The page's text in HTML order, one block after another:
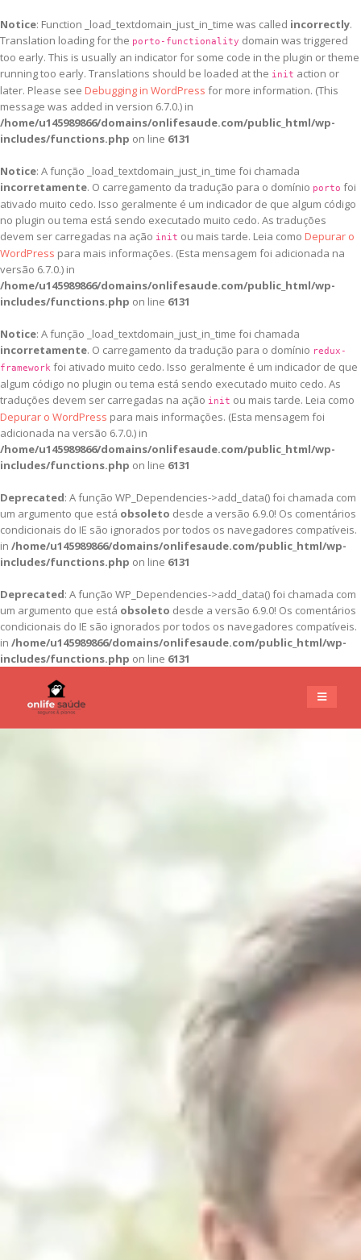
Notice: Function _load_textdomain_just_in_time was called incorrectly.
Translation loading for the porto-functionality domain was triggered
too early. This is usually an indicator for some code in the plugin or theme
running too early. Translations should be loaded at the init action or
later. Please see Debugging in WordPress for more information. (This
message was added in version 6.7.0.) in
/home/u145989866/domains/onlifesaude.com/public_html/wp-
includes/functions.php on line 6131
Notice: A função _load_textdomain_just_in_time foi chamada
incorretamente. O carregamento da tradução para o domínio porto foi
ativado muito cedo. Isso geralmente é um indicador de que algum código
no plugin ou tema está sendo executado muito cedo. As traduções
devem ser carregadas na ação init ou mais tarde. Leia como Depurar o
WordPress para mais informações. (Esta mensagem foi adicionada na
versão 6.7.0.) in
/home/u145989866/domains/onlifesaude.com/public_html/wp-
includes/functions.php on line 6131
Notice: A função _load_textdomain_just_in_time foi chamada
incorretamente. O carregamento da tradução para o domínio redux-
framework foi ativado muito cedo. Isso geralmente é um indicador de que
algum código no plugin ou tema está sendo executado muito cedo. As
traduções devem ser carregadas na ação init ou mais tarde. Leia como
Depurar o WordPress para mais informações. (Esta mensagem foi
adicionada na versão 6.7.0.) in
/home/u145989866/domains/onlifesaude.com/public_html/wp-
includes/functions.php on line 6131
Deprecated: A função WP_Dependencies->add_data() foi chamada com
um argumento que está obsoleto desde a versão 6.9.0! Os comentários
condicionais do IE são ignorados por todos os navegadores compatíveis.
in /home/u145989866/domains/onlifesaude.com/public_html/wp-
includes/functions.php on line 6131
Deprecated: A função WP_Dependencies->add_data() foi chamada com
um argumento que está obsoleto desde a versão 6.9.0! Os comentários
condicionais do IE são ignorados por todos os navegadores compatíveis.
in /home/u145989866/domains/onlifesaude.com/public_html/wp-
includes/functions.php on line 6131